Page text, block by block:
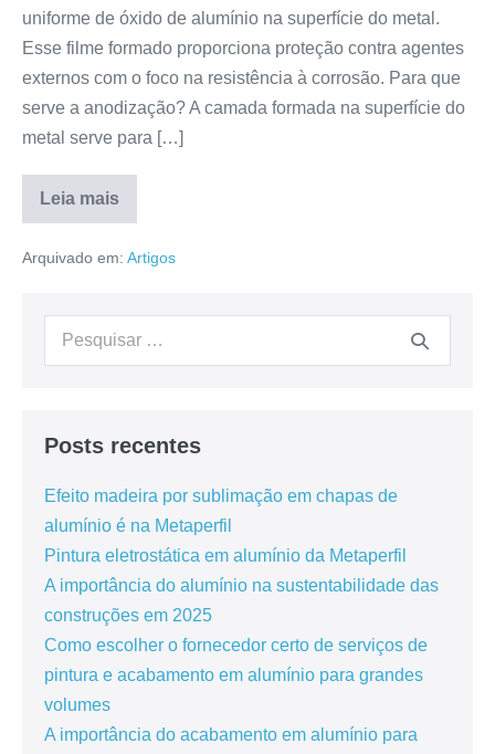
uniforme de óxido de alumínio na superfície do metal.
Esse filme formado proporciona proteção contra agentes
externos com o foco na resistência à corrosão. Para que
serve a anodização? A camada formada na superfície do
metal serve para […]
Leia mais
Arquivado em: Artigos
Posts recentes
Efeito madeira por sublimação em chapas de
alumínio é na Metaperfil
Pintura eletrostática em alumínio da Metaperfil
A importância do alumínio na sustentabilidade das
construções em 2025
Como escolher o fornecedor certo de serviços de
pintura e acabamento em alumínio para grandes
volumes
A importância do acabamento em alumínio para